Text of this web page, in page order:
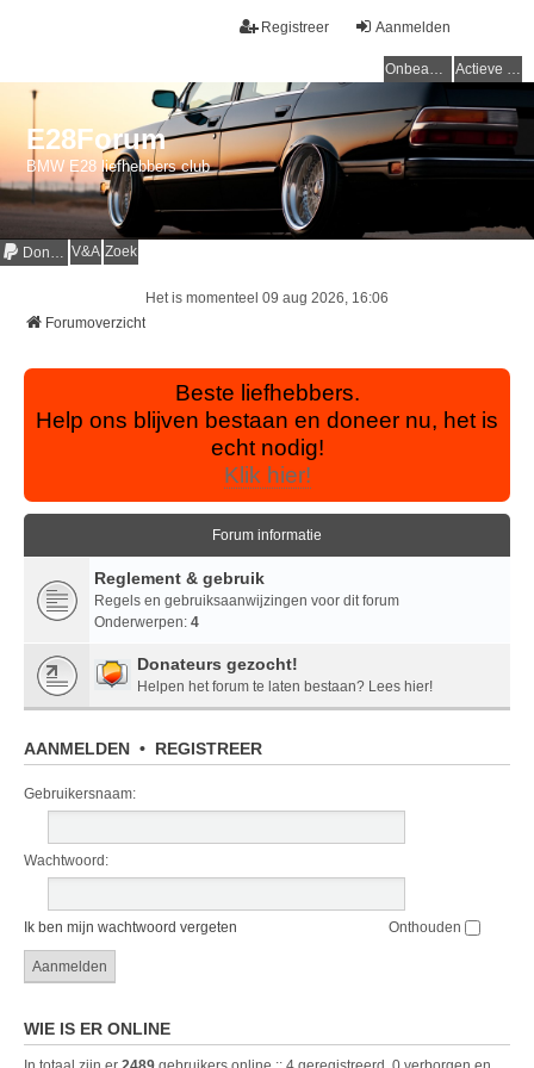
Aanmelden
Registreer
Onbeantwoorde onderwerpen Actieve onderwerpen
E28Forum
BMW E28 liefhebbers club
Donaties V&A Zoek
Het is momenteel 09 aug 2026, 16:06
Forumoverzicht
Beste liefhebbers.
Help ons blijven bestaan en doneer nu, het is
echt nodig!
Klik hier!
Forum informatie
Reglement & gebruik
Regels en gebruiksaanwijzingen voor dit forum
Onderwerpen: 4
Donateurs gezocht!
Helpen het forum te laten bestaan? Lees hier!
AANMELDEN • REGISTREER
Gebruikersnaam:
Wachtwoord:
Ik ben mijn wachtwoord vergeten Onthouden
WIE IS ER ONLINE